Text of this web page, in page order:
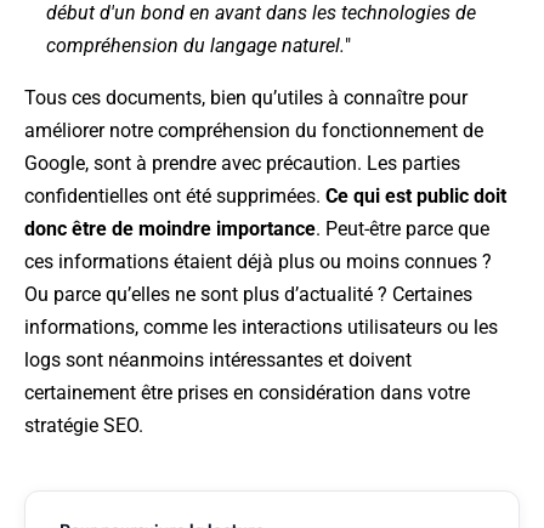
début d'un bond en avant dans les technologies de
compréhension du langage naturel."
Tous ces documents, bien qu’utiles à connaître pour
améliorer notre compréhension du fonctionnement de
Google, sont à prendre avec précaution. Les parties
confidentielles ont été supprimées. Ce qui est public doit
donc être de moindre importance. Peut-être parce que
ces informations étaient déjà plus ou moins connues ?
Ou parce qu’elles ne sont plus d’actualité ? Certaines
informations, comme les interactions utilisateurs ou les
logs sont néanmoins intéressantes et doivent
certainement être prises en considération dans votre
stratégie SEO.